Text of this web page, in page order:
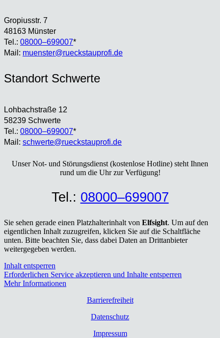
Gro­pi­us­str. 7
48163 Müns­ter
Tel.: 08000–699007*
Mail: muenster@rueckstauprofi.de
Stand­ort Schwer­te
Loh­bach­stra­ße 12
58239 Schwer­te
Tel.: 08000–699007*
Mail: schwerte@rueckstauprofi.de
Unser Not- und Stö­rungs­dienst (kos­ten­lo­se Hot­line) steht Ihnen
rund um die Uhr zur Ver­fü­gung!
Tel.: 08000–699007
Sie sehen gerade einen Platzhalterinhalt von Elfsight. Um auf den
eigentlichen Inhalt zuzugreifen, klicken Sie auf die Schaltfläche
unten. Bitte beachten Sie, dass dabei Daten an Drittanbieter
weitergegeben werden.
Inhalt entsperren
Erforderlichen Service akzeptieren und Inhalte entsperren
Mehr Informationen
Bar­rie­re­frei­heit
Daten­schutz
Impres­sum